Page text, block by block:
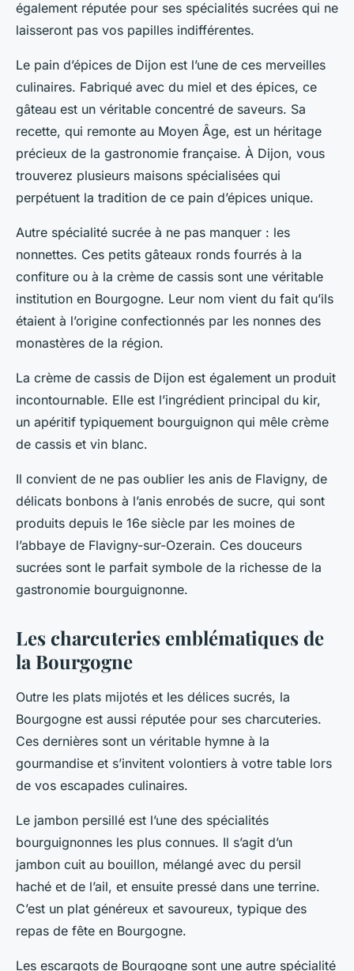
également réputée pour ses spécialités sucrées qui ne
laisseront pas vos papilles indifférentes.
Le pain d’épices de Dijon est l’une de ces merveilles
culinaires. Fabriqué avec du miel et des épices, ce
gâteau est un véritable concentré de saveurs. Sa
recette, qui remonte au Moyen Âge, est un héritage
précieux de la gastronomie française. À Dijon, vous
trouverez plusieurs maisons spécialisées qui
perpétuent la tradition de ce pain d’épices unique.
Autre spécialité sucrée à ne pas manquer : les
nonnettes. Ces petits gâteaux ronds fourrés à la
confiture ou à la crème de cassis sont une véritable
institution en Bourgogne. Leur nom vient du fait qu’ils
étaient à l’origine confectionnés par les nonnes des
monastères de la région.
La crème de cassis de Dijon est également un produit
incontournable. Elle est l’ingrédient principal du kir,
un apéritif typiquement bourguignon qui mêle crème
de cassis et vin blanc.
Il convient de ne pas oublier les anis de Flavigny, de
délicats bonbons à l’anis enrobés de sucre, qui sont
produits depuis le 16e siècle par les moines de
l’abbaye de Flavigny-sur-Ozerain. Ces douceurs
sucrées sont le parfait symbole de la richesse de la
gastronomie bourguignonne.
Les charcuteries emblématiques de
la Bourgogne
Outre les plats mijotés et les délices sucrés, la
Bourgogne est aussi réputée pour ses charcuteries.
Ces dernières sont un véritable hymne à la
gourmandise et s’invitent volontiers à votre table lors
de vos escapades culinaires.
Le jambon persillé est l’une des spécialités
bourguignonnes les plus connues. Il s’agit d’un
jambon cuit au bouillon, mélangé avec du persil
haché et de l’ail, et ensuite pressé dans une terrine.
C’est un plat généreux et savoureux, typique des
repas de fête en Bourgogne.
Les escargots de Bourgogne sont une autre spécialité